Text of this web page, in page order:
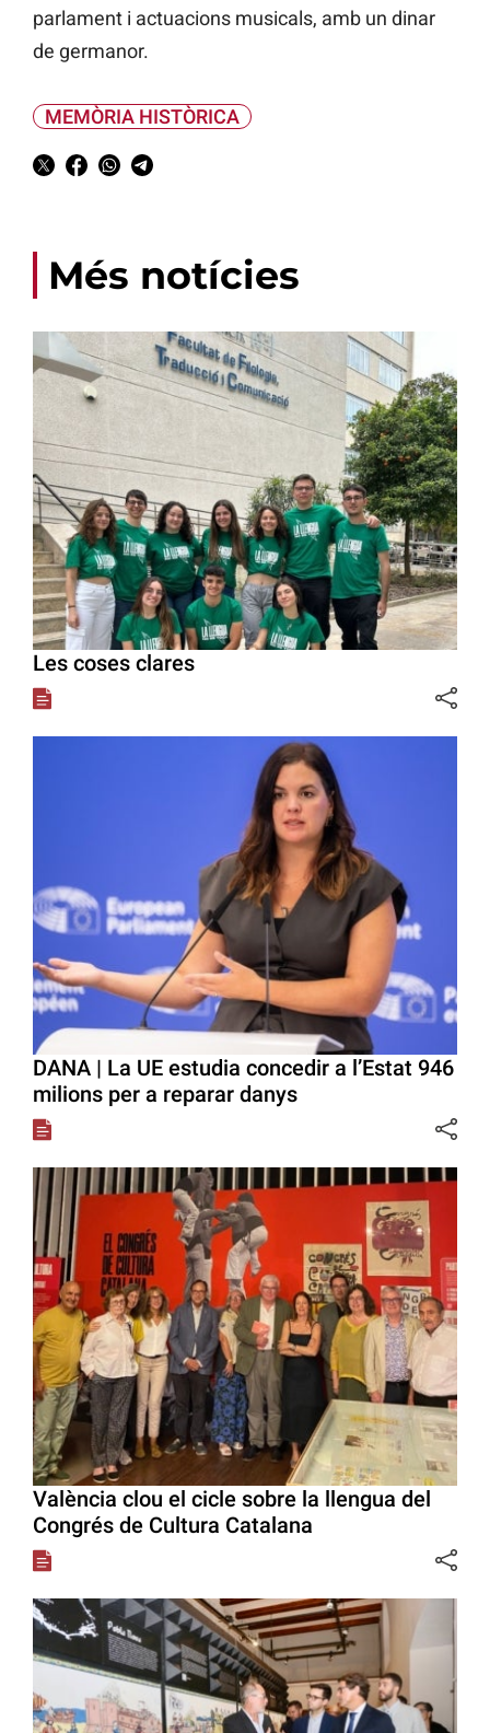
parlament i actuacions musicals, amb un dinar
de germanor.
MEMÒRIA HISTÒRICA
Més notícies
Les coses clares
DANA | La UE estudia concedir a l’Estat 946
milions per a reparar danys
València clou el cicle sobre la llengua del
Congrés de Cultura Catalana